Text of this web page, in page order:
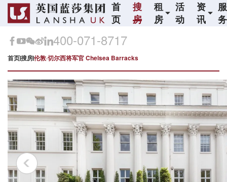
首
页
搜
房
租
房
活
动
资
讯
服
务
400-071-8717
首页搜房伦敦·切尔西将军官 Chelsea Barracks